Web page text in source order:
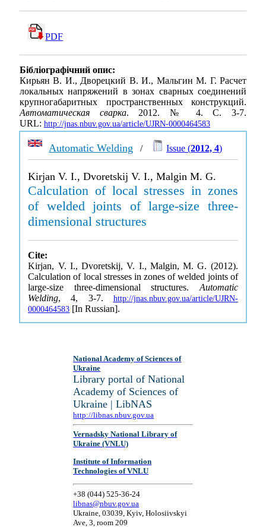
PDF
Бібліографічний опис:
Кирьян В. И., Дворецкий В. И., Мальгин М. Г. Расчет
локальных напряжений в зонах сварных соединений
крупногабаритных пространственных конструкций.
Автоматическая сварка. 2012. № 4. С. 3-7.
URL: http://jnas.nbuv.gov.ua/article/UJRN-0000464583
Automatic Welding / Issue (2012, 4)
Kirjan V. I., Dvoretskij V. I., Malgin M. G.
Calculation of local stresses in zones
of welded joints of large-size three-
dimensional structures
Cite:
Kirjan, V. I., Dvoretskij, V. I., Malgin, M. G. (2012).
Calculation of local stresses in zones of welded joints of
large-size three-dimensional structures. Automatic
Welding, 4, 3-7. http://jnas.nbuv.gov.ua/article/UJRN-
0000464583 [In Russian].
National Academy of Sciences of
Ukraine
Library portal of National
Academy of Sciences of
Ukraine | LibNAS
http://libnas.nbuv.gov.ua
Vernadsky National Library of
Ukraine (VNLU)
Institute of Information
Technologies of VNLU
+38 (044) 525-36-24
libnas@nbuv.gov.ua
Ukraine, 03039, Kyiv, Holosiivskyi
Ave, 3, room 209